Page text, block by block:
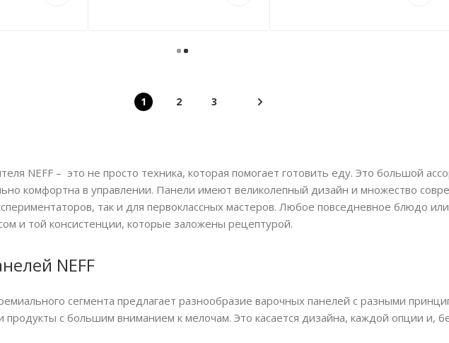
1 2 3
NEFF – это не просто техника, которая помогает готовить еду. Это большой
комфортна в управлении. Панели имеют великолепный дизайн и множество
так и для первоклассных мастеров. Любое повседневное блюдо
и той консистенции, которые заложены рецептурой.
NEFF
сегмента предлагает разнообразие варочных панелей с разными
с большим вниманием к мелочам. Это касается дизайна, каждой опции и,